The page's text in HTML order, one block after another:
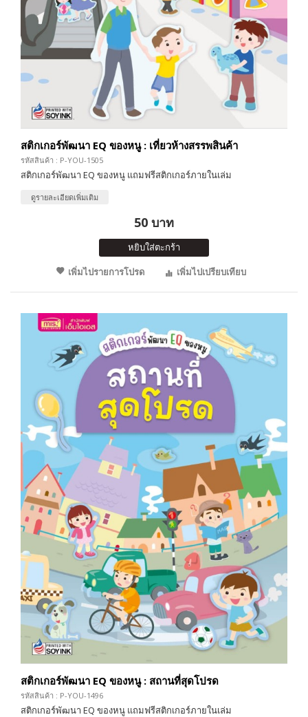
สติกเกอร์พัฒนา EQ ของหนู : เที่ยวห้างสรรพสินค้า
รหัสสินค้า : P-YOU-1505
สติกเกอร์พัฒนา EQ ของหนู แถมฟรีสติกเกอร์ภายในเล่ม
ดูรายละเอียดเพิ่มเติม
50 บาท
หยิบใส่ตะกร้า
เพิ่มไปรายการโปรด
เพิ่มไปเปรียบเทียบ
สติกเกอร์พัฒนา EQ ของหนู : สถานที่สุดโปรด
รหัสสินค้า : P-YOU-1496
สติกเกอร์พัฒนา EQ ของหนู แถมฟรีสติกเกอร์ภายในเล่ม